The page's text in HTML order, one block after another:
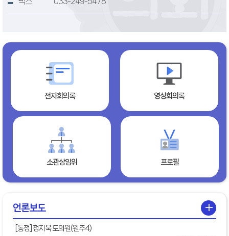
언론보도 +
[동정] 정지욱 도의원(원주4)
전자회의록 영상회의록
소관상임위 프로필